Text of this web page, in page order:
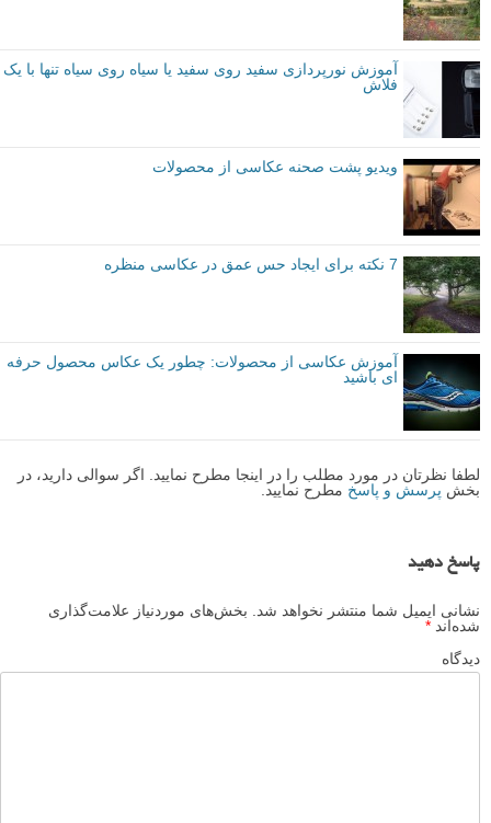
آموزش نورپردازی سفید روی سفید یا سیاه روی سیاه تنها با یک
فلاش
ویدیو پشت صحنه عکاسی از محصولات
7 نکته برای ایجاد حس عمق در عکاسی منظره
آموزش عکاسی از محصولات: چطور یک عکاس محصول حرفه
ای باشید
لطفا نظرتان در مورد مطلب را در اینجا مطرح نمایید. اگر سوالی دارید، در
بخش پرسش و پاسخ مطرح نمایید.
پاسخ دهید
نشانی ایمیل شما منتشر نخواهد شد.
بخش‌های موردنیاز علامت‌گذاری
شده‌اند *
دیدگاه